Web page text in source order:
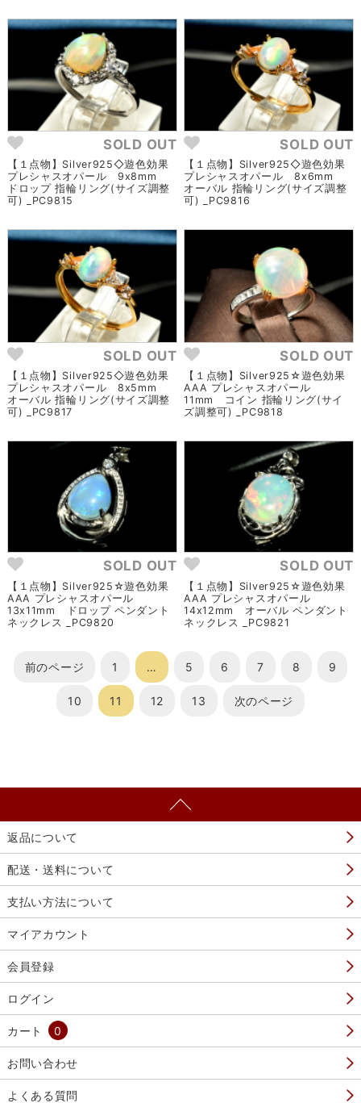
SOLD OUT
【１点物】Silver925◇遊色効果
プレシャスオパール 9x8mm
ドロップ 指輪リング(サイズ調整
可) _PC9815
SOLD OUT
【１点物】Silver925◇遊色効果
プレシャスオパール 8x6mm
オーバル 指輪リング(サイズ調整
可) _PC9816
SOLD OUT
【１点物】Silver925◇遊色効果
プレシャスオパール 8x5mm
オーバル 指輪リング(サイズ調整
可) _PC9817
SOLD OUT
【１点物】Silver925☆遊色効果
AAA プレシャスオパール
11mm コイン 指輪リング(サイ
ズ調整可) _PC9818
SOLD OUT
【１点物】Silver925☆遊色効果
AAA プレシャスオパール
13x11mm ドロップ ペンダント
ネックレス _PC9820
SOLD OUT
【１点物】Silver925☆遊色効果
AAA プレシャスオパール
14x12mm オーバル ペンダント
ネックレス _PC9821
前のページ 1 … 5 6 7 8 9
10 11 12 13 次のページ
返品について
配送・送料について
支払い方法について
マイアカウント
会員登録
ログイン
カート 0
お問い合わせ
よくある質問